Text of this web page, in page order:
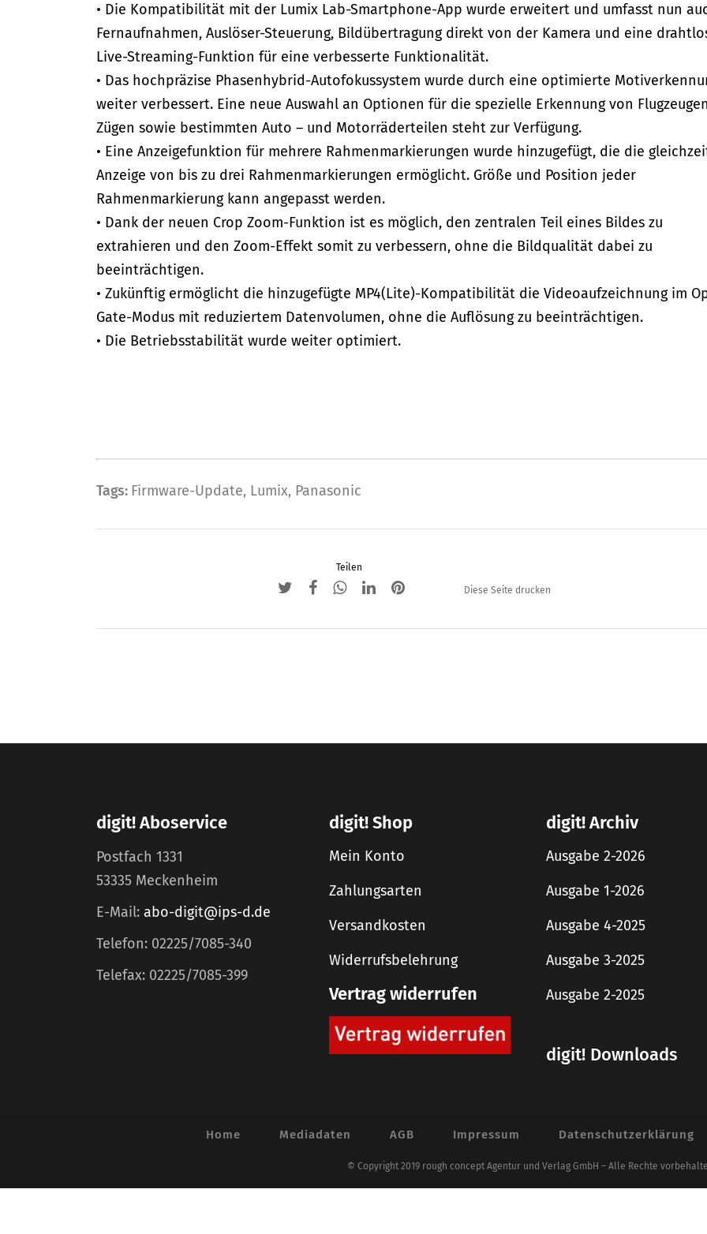
• Die Kompatibilität mit der Lumix Lab-Smartphone-App wurde erweitert und umfasst nun
Fernaufnahmen, Auslöser-Steuerung, Bildübertragung direkt von der Kamera und eine
Live-Streaming-Funktion für eine verbesserte Funktionalität.
• Das hochpräzise Phasenhybrid-Autofokussystem wurde durch eine optimierte
weiter verbessert. Eine neue Auswahl an Optionen für die spezielle Erkennung von
Zügen sowie bestimmten Auto – und Motorräderteilen steht zur Verfügung.
• Eine Anzeigefunktion für mehrere Rahmenmarkierungen wurde hinzugefügt, die die
Anzeige von bis zu drei Rahmenmarkierungen ermöglicht. Größe und Position jeder
Rahmenmarkierung kann angepasst werden.
• Dank der neuen Crop Zoom-Funktion ist es möglich, den zentralen Teil eines Bildes zu
extrahieren und den Zoom-Effekt somit zu verbessern, ohne die Bildqualität dabei zu
beeinträchtigen.
• Zukünftig ermöglicht die hinzugefügte MP4(Lite)-Kompatibilität die Videoaufzeichnung im
Gate-Modus mit reduziertem Datenvolumen, ohne die Auflösung zu beeinträchtigen.
• Die Betriebsstabilität wurde weiter optimiert.
Tags: Firmware-Update, Lumix, Panasonic
Teilen
Diese Seite drucken
digit! Aboservice
Postfach 1331
53335 Meckenheim
E-Mail: abo-digit@ips-d.de
Telefon: 02225/7085-340
Telefax: 02225/7085-399
digit! Shop
Mein Konto
Zahlungsarten
Versandkosten
Widerrufsbelehrung
Vertrag widerrufen
digit! Archiv
Ausgabe 2-2026
Ausgabe 1-2026
Ausgabe 4-2025
Ausgabe 3-2025
Ausgabe 2-2025
digit! Downloads
Home Mediadaten AGB Impressum Datenschutzerklärung
© Copyright 2019 rough concept Agentur und Verlag GmbH – Alle Rechte